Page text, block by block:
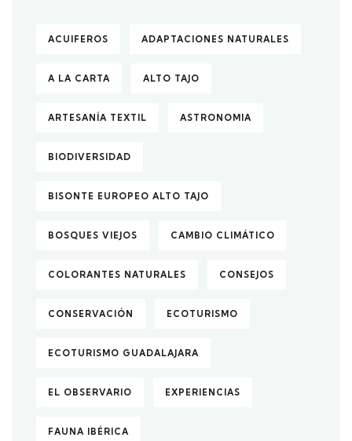
ACUIFEROS ADAPTACIONES NATURALES
A LA CARTA ALTO TAJO
ARTESANÍA TEXTIL ASTRONOMIA
BIODIVERSIDAD
BISONTE EUROPEO ALTO TAJO
BOSQUES VIEJOS CAMBIO CLIMÁTICO
COLORANTES NATURALES CONSEJOS
CONSERVACIÓN ECOTURISMO
ECOTURISMO GUADALAJARA
EL OBSERVARIO EXPERIENCIAS
FAUNA IBÉRICA